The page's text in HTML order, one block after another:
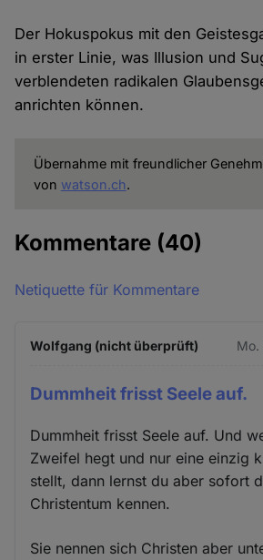
Der Hokuspokus mit den
in erster Linie, was Illusion und
verblendeten radikalen
anrichten können.
Übernahme mit freundlicher
von watson.ch.
Kommentare (40)
Netiquette für Kommentare
Wolfgang (nicht überprüft) Mo.
Dummheit frisst Seele auf.
Dummheit frisst Seele auf. Und
Zweifel hegt und nur eine einzig
stellt, dann lernst du aber sofort
Christentum kennen.
Sie nennen sich Christen aber